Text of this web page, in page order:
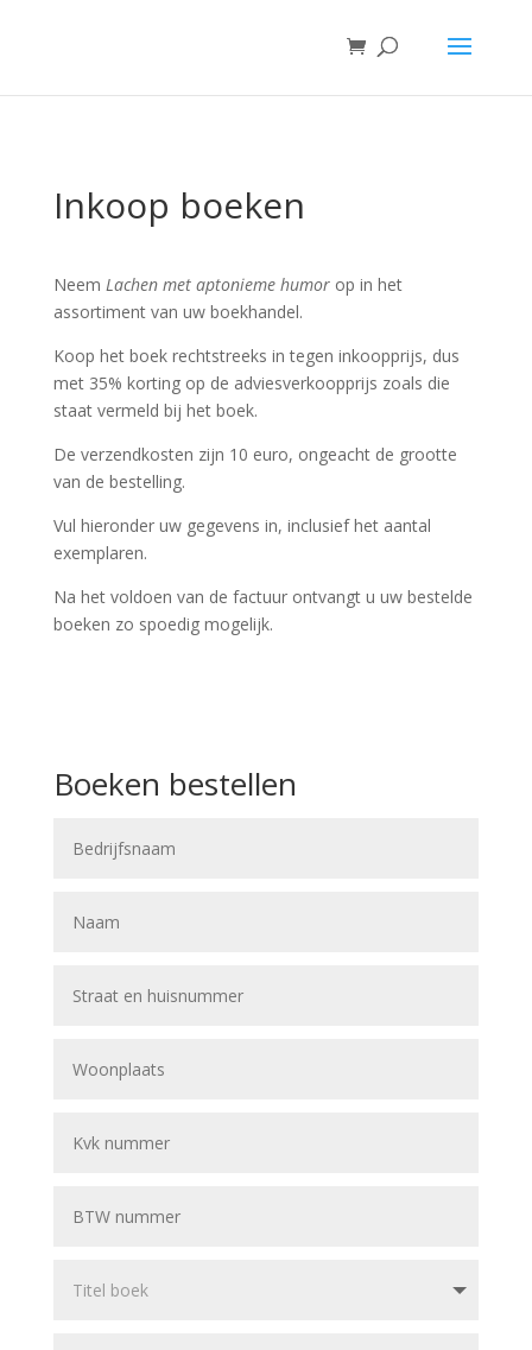
Inkoop boeken
Neem Lachen met aptonieme humorop in het
assortiment van uw boekhandel.
Koop het boek rechtstreeks in tegen inkoopprijs, dus
met 35% korting op de adviesverkoopprijs zoals die
staat vermeld bij het boek.
De verzendkosten zijn 10 euro, ongeacht de grootte
van de bestelling.
Vul hieronder uw gegevens in, inclusief het aantal
exemplaren.
Na het voldoen van de factuur ontvangt u uw bestelde
boeken zo spoedig mogelijk.
Boeken bestellen